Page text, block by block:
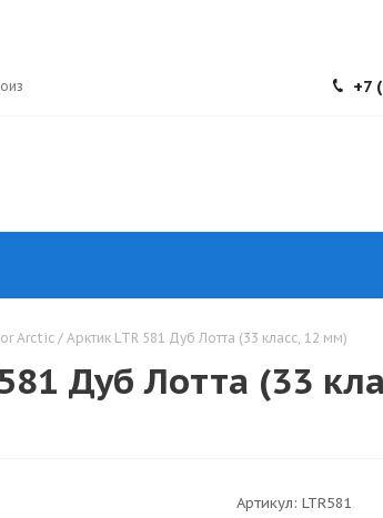
+7
Arctic / Арктик LTR 581 Дуб Лотта (33 класс, 12 мм)
Дуб Лотта (33
Артикул: LTR581